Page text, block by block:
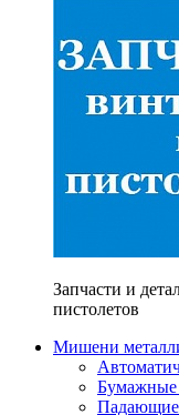
Запчасти и
пистолетов
Мишени
Бумажные